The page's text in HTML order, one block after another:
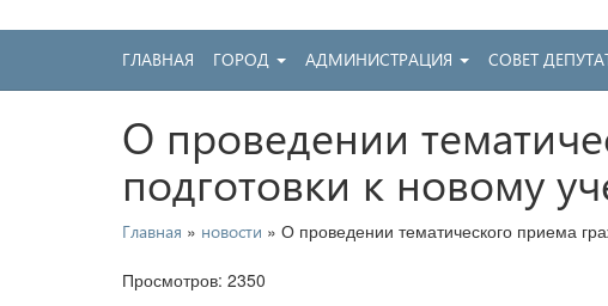
ГЛАВНАЯ ГОРОД АДМИНИСТРАЦИЯ СОВЕТ
О проведении
подготовки к новому
Главная » новости » О проведении тематического приема
Просмотров: 2350